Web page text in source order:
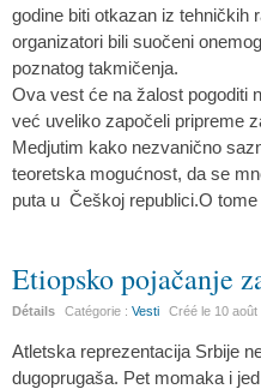
godine biti otkazan iz tehničkih
organizatori bili suočeni
poznatog takmičenja.
Ova vest će na žalost pogoditi
već uveliko započeli pripreme
Medjutim kako nezvanično
teoretska mogućnost, da se
puta u Češkoj republici.O
Etiopsko pojačanje
Détails Catégorie :Vesti Créé le 10 août
Atletska reprezentacija Srbije
dugoprugaša. Pet momaka i